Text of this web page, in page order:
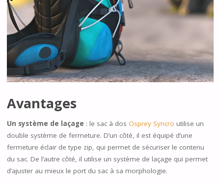
Avantages
Un système de laçage : le sac à dos Osprey Syncro utilise un
double système de fermeture. D’un côté, il est équipé d’une
fermeture éclair de type zip, qui permet de sécuriser le contenu
du sac. De l’autre côté, il utilise un système de laçage qui permet
d’ajuster au mieux le port du sac à sa morphologie.